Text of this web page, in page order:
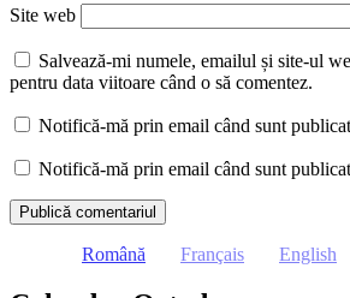
Site web
Salvează-mi numele, emailul și site-ul
pentru data viitoare când o să comentez.
Notifică-mă prin email când sunt
Notifică-mă prin email când sunt
Română Français English